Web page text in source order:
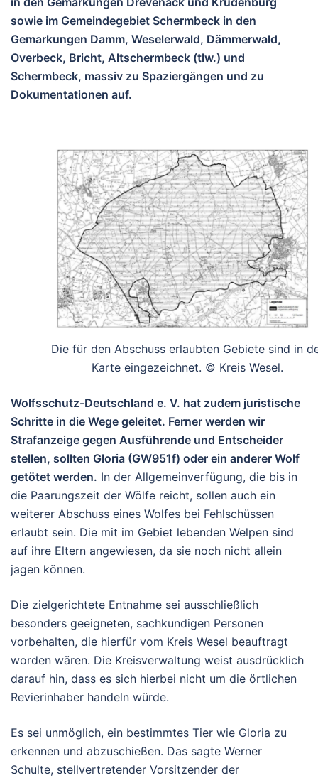
sowie im Gemeindegebiet Schermbeck in den
Gemarkungen Damm, Weselerwald, Dämmerwald,
Overbeck, Bricht, Altschermbeck (tlw.) und
Schermbeck, massiv zu Spaziergängen und zu
Dokumentationen auf.
Die für den Abschuss erlaubten Gebiete sind in
Karte eingezeichnet. © Kreis Wesel.
Wolfsschutz-Deutschland e. V. hat zudem juristische
Schritte in die Wege geleitet. Ferner werden wir
Strafanzeige gegen Ausführende und Entscheider
stellen, sollten Gloria (GW951f) oder ein anderer Wolf
getötet werden. In der Allgemeinverfügung, die bis in
die Paarungszeit der Wölfe reicht, sollen auch ein
weiterer Abschuss eines Wolfes bei Fehlschüssen
erlaubt sein. Die mit im Gebiet lebenden Welpen sind
auf ihre Eltern angewiesen, da sie noch nicht allein
jagen können.
Die zielgerichtete Entnahme sei ausschließlich
besonders geeigneten, sachkundigen Personen
vorbehalten, die hierfür vom Kreis Wesel beauftragt
worden wären. Die Kreisverwaltung weist ausdrücklich
darauf hin, dass es sich hierbei nicht um die örtlichen
Revierinhaber handeln würde.
Es sei unmöglich, ein bestimmtes Tier wie Gloria zu
erkennen und abzuschießen. Das sagte Werner
Schulte, stellvertretender Vorsitzender der